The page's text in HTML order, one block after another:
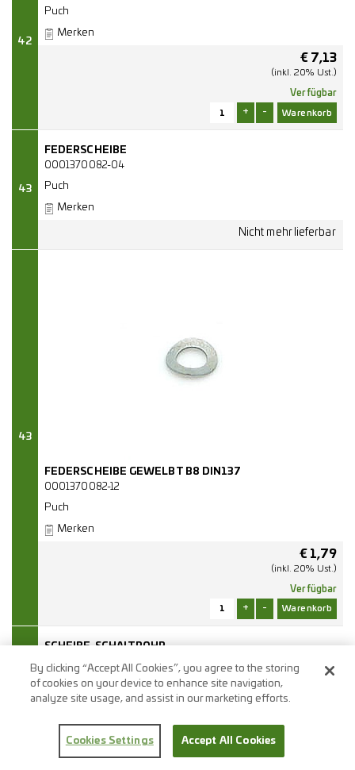
42
Puch
Merken
€ 7,13
(inkl. 20% Ust.)
Verfügbar
+ -
43
FEDERSCHEIBE
0001370082-04
Puch
Merken
43
FEDERSCHEIBE GEWELBT B8 DIN137
0001370082-12
Puch
Merken
€1,79
(inkl. 20% Ust.)
Verfügbar
+ -
SCHEIBE-SCHALTROHR
Puch
Merken
(inkl. 20% Ust.)
By clicking “Accept All Cookies”, you agree to the storing
of cookies on your device to enhance site navigation,
analyze site usage, and assist in our marketing efforts.
Cookies Settings Accept All Cookies